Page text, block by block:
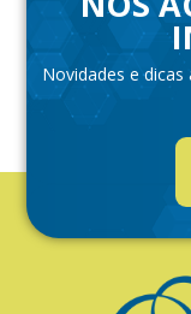
Novidades e